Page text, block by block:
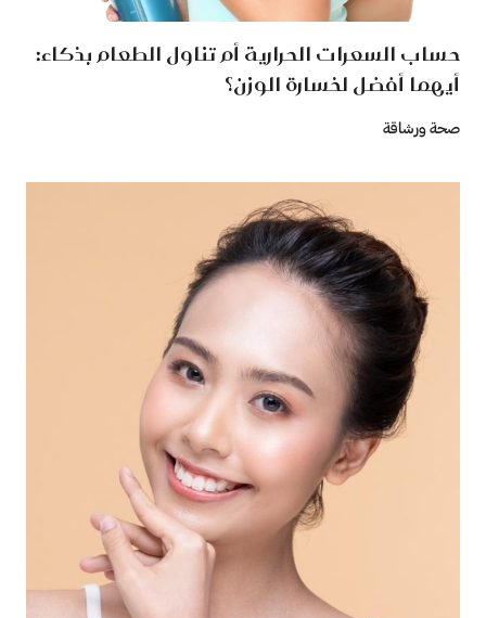
حساب السعرات الحرارية أم تناول الطعام بذكاء:
أيهما أفضل لخسارة الوزن؟
صحة ورشاقة